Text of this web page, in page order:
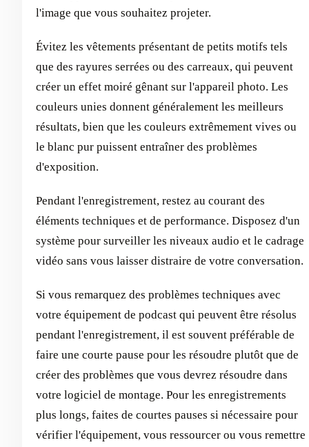
l'image que vous souhaitez projeter.
Évitez les vêtements présentant de petits motifs tels
que des rayures serrées ou des carreaux, qui peuvent
créer un effet moiré gênant sur l'appareil photo. Les
couleurs unies donnent généralement les meilleurs
résultats, bien que les couleurs extrêmement vives ou
le blanc pur puissent entraîner des problèmes
d'exposition.
Pendant l'enregistrement, restez au courant des
éléments techniques et de performance. Disposez d'un
système pour surveiller les niveaux audio et le cadrage
vidéo sans vous laisser distraire de votre conversation.
Si vous remarquez des problèmes techniques avec
votre équipement de podcast qui peuvent être résolus
pendant l'enregistrement, il est souvent préférable de
faire une courte pause pour les résoudre plutôt que de
créer des problèmes que vous devrez résoudre dans
votre logiciel de montage. Pour les enregistrements
plus longs, faites de courtes pauses si nécessaire pour
vérifier l'équipement, vous ressourcer ou vous remettre